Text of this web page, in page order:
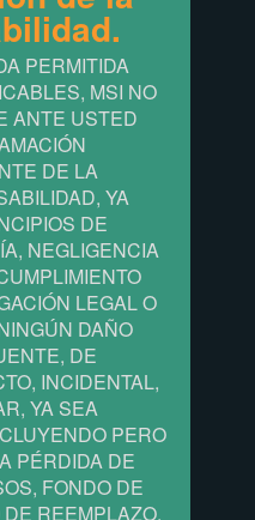
PERMITIDA
MSI NO
ANTE USTED
DE LA
YA
DE
NEGLIGENCIA
LEGAL O
DAÑO
DE
INCIDENTAL,
YA SEA
PERO
PÉRDIDA DE
FONDO DE
REEMPLAZO.